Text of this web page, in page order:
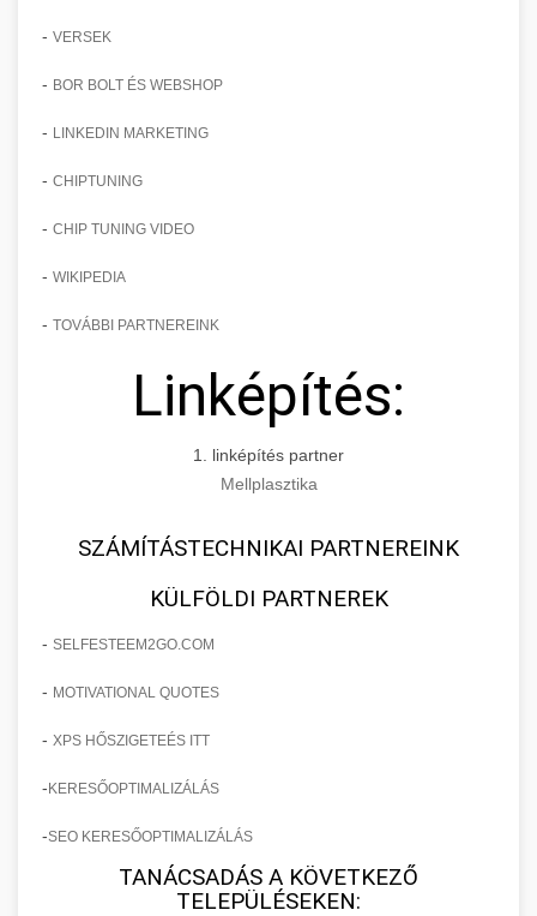
- VERSEK
- BOR BOLT ÉS WEBSHOP
- LINKEDIN MARKETING
- CHIPTUNING
- CHIP TUNING VIDEO
- WIKIPEDIA
- TOVÁBBI PARTNEREINK
Linképítés:
1. linképítés partner
Mellplasztika
SZÁMÍTÁSTECHNIKAI PARTNEREINK
KÜLFÖLDI PARTNEREK
- SELFESTEEM2GO.COM
- MOTIVATIONAL QUOTES
- XPS HŐSZIGETEÉS ITT
- KERESŐOPTIMALIZÁLÁS
-SEO KERESŐOPTIMALIZÁLÁS
TANÁCSADÁS A KÖVETKEZŐ
TELEPÜLÉSEKEN: